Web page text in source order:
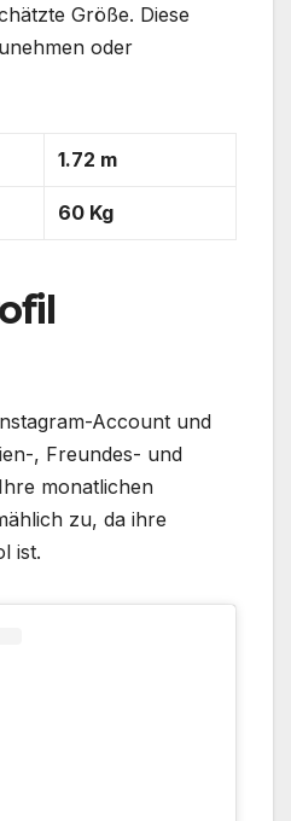
Größe. Diese
oder
1.72 m
60 Kg
Account und
, Freundes- und
monatlichen
zu, da ihre
ist.